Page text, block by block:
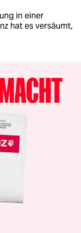
in einer
hat es versäumt,